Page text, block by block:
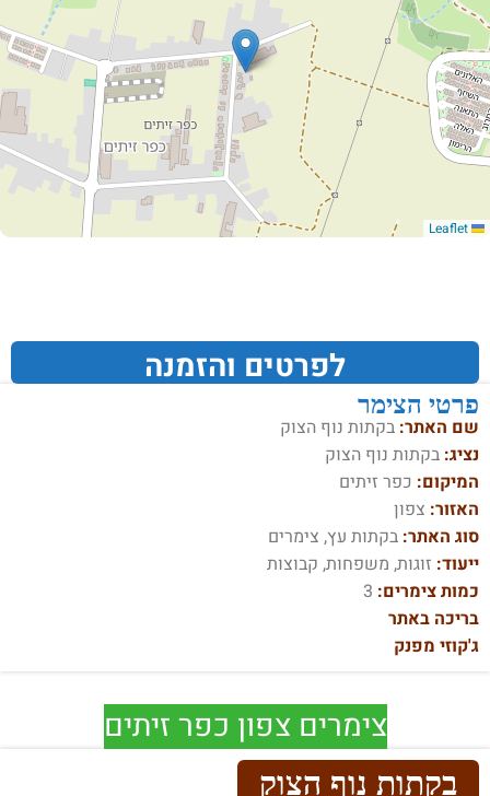
לפרטים והזמנה
פרטי הצימר
שם האתר: בקתות נוף הצוק
נציג: בקתות נוף הצוק
המיקום: כפר זיתים
האזור: צפון
סוג האתר: בקתות עץ, צימרים
ייעוד: זוגות, משפחות, קבוצות
כמות צימרים: 3
בריכה באתר
ג'קוזי מפנק
צימרים צפון כפר זיתים
בקתות נוף הצוק